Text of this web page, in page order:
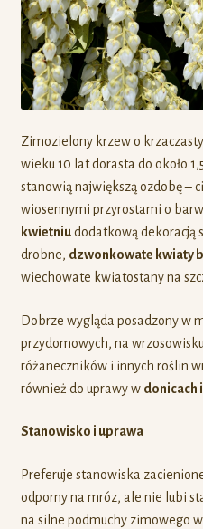
Zimozielony krzew o
wieku 10 lat dorasta do około
stanowią największą ozdobę –
wiosennymi przyrostami o
kwietniudodatkową dekoracją
drobne, dzwonkowate kwiaty
wiechowate kwiatostany na
Dobrze wygląda posadzony w
przydomowych, na
różaneczników i innych roślin
również do uprawy w donicach
Stanowisko i uprawa
Preferuje stanowiska
odporny na mróz, ale nie lubi
na silne podmuchy zimowego